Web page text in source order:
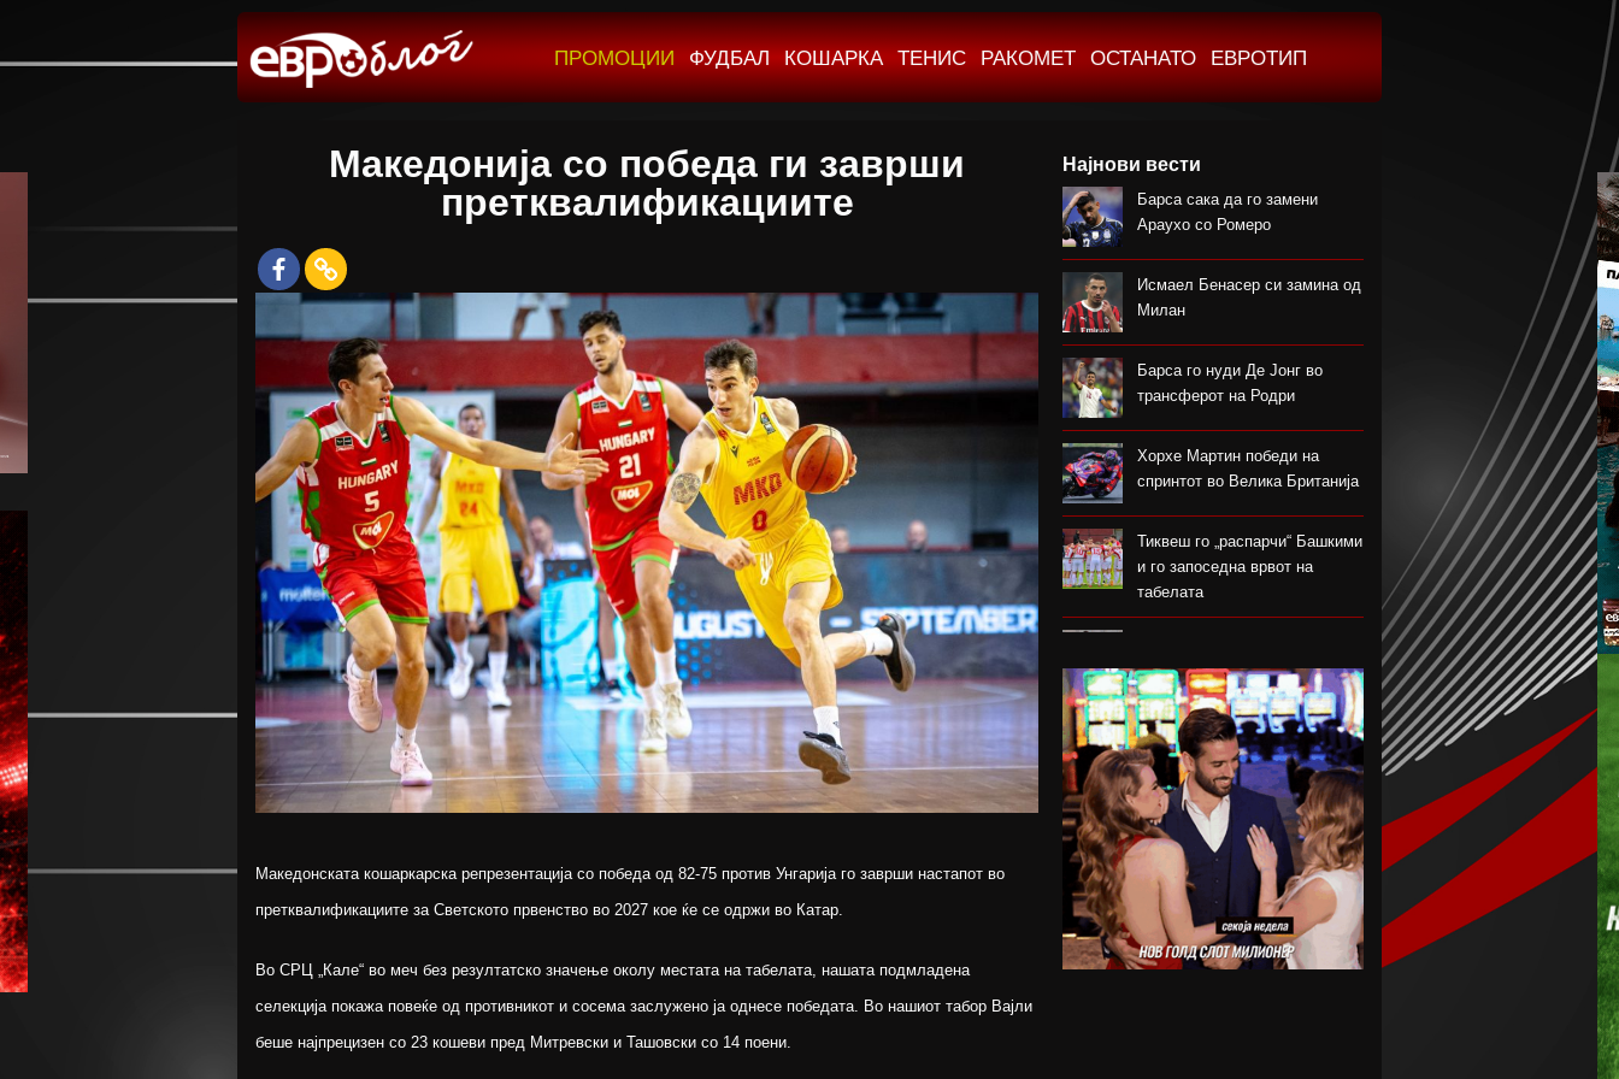
ПРОМОЦИИ ФУДБАЛ КОШАРКА ТЕНИС РАКОМЕТ ОСТАНАТО ЕВРОТИП
Македонија со победа ги заврши
претквалификациите
Македонската кошаркарска репрезентација со победа од 82-75 против Унгарија го заврши настапот во
претквалификациите за Светското првенство во 2027 кое ќе се одржи во Катар.
Во СРЦ „Кале“ во меч без резултатско значење околу местата на табелата, нашата подмладена
селекција покажа повеќе од противникот и сосема заслужено ја однесе победата. Во нашиот табор Вајли
беше најпрецизен со 23 кошеви пред Митревски и Ташовски со 14 поени.
Најнови вести
Барса сака да го замени
Араухо со Ромеро
Исмаел Бенасер си замина од
Милан
Барса го нуди Де Јонг во
трансферот на Родри
Хорхе Мартин победи на
спринтот во Велика Британија
Тиквеш го „распарчи“ Башкими
и го запоседна врвот на
табелата
Арсими во првиот домашен
меч во сезоната
Катерина Ацевска светска
вицешампионка во џиу-џицу
Дарко Чурлинов го впиша
првенецот за Погон Шчечин
Фенер ќе го предизвика
Монако за потписот на Лукаку